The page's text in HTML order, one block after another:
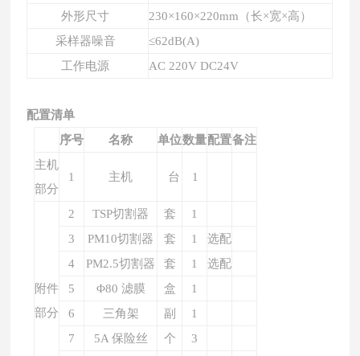
外形尺寸
230×160×220mm（长×宽×高）
采样器噪音
≤62dB(A)
工作电源
AC 220V DC24V
配置清单
序号
名称 单位数量配置备注
主机
部分
1 主机 台 1
附件
部分
2 TSP切割器 套
1
3
PM10切割器 套 1
选配
4
PM2.5切割器 套 1
选配
5
Φ80 滤膜 盒
1
6
三角架 副
1
7
5A 保险丝 个
3